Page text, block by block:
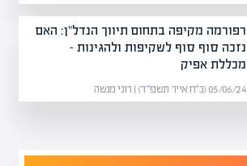
רפורמה מקיפה בתחום תיווך הנדל"ן: האם
נזכה סוף סוף לשקיפות ולהגינות –
מכללת אפיק
05/06/24 (כ״ח אייר תשפ״ד) | רוני מנשה